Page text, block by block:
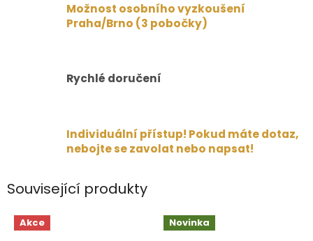
Možnost osobního vyzkoušení
Praha/Brno (3 pobočky)
Rychlé doručení
Individuální přístup! Pokud máte dotaz,
nebojte se zavolat nebo napsat!
Související produkty
Akce Novinka